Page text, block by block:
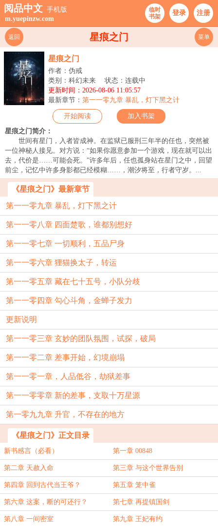
阅品中文 手机版
m.yuepinzw.com
临时
书架
登录 注册
星痕之门
返回 菜单
星痕之门
作者：伪戒
类别：科幻未来
状态：连载中
更新时间：2026-08-06 11:05:57
最新章节： 第一一零九章 暴乱，灯下黑之计
开始阅读 加入书架
星痕之门简介：
世间有星门，入者皆成神。在监狱已服刑三年半的任也，突然被
一位神秘人接见。对方说：“如果你愿意参加一个游戏，现在就可以出
去，代价是……可能会死。”许多年后，任也孤身站在星门之中，回望
前尘，记忆中许多身影都已经模糊……，潮汐将至，行者守岁。...
《星痕之门》最新章节
第一一零九章 暴乱，灯下黑之计
第一一零八章 四面楚歌，谁都别想好
第一一零七章 一切顺利，五品尸身
第一一零六章 狸猫换太子，转运
第一一零五章 藏在七十五号，小队分歧
第一一零四章 勾心斗角，金蝉子发力
更新说明
第一一零三章 玄妙的团队氛围，试探，破局
第一一零二章 差事开始，幻境崩塌
第一一零一章，人品低谷，劫狱差事
第一一零零章 新的差事，支取十万星源
第一零九九章 升官，不存在的地方
《星痕之门》正文目录
新书感言（必看） 第一章 00848
第二章 天赦入命 第三章 与这个世界告别
第四章 回到古代当王爷？ 第五章 笼中雀
第六章 这案，断的可还行？ 第七章 再提镇国剑
第八章 一间密室 第九章 王妃有约